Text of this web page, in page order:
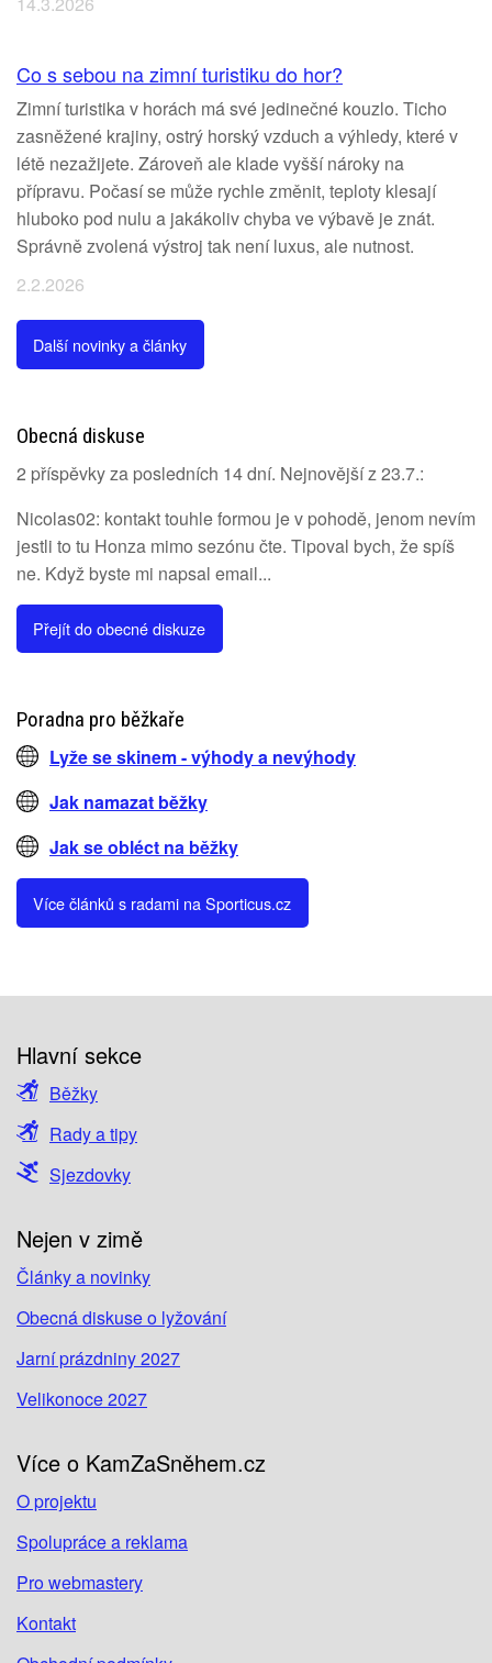
Co s sebou na zimní turistiku do hor?
Zimní turistika v horách má své jedinečné kouzlo. Ticho
zasněžené krajiny, ostrý horský vzduch a výhledy, které v
létě nezažijete. Zároveň ale klade vyšší nároky na
přípravu. Počasí se může rychle změnit, teploty klesají
hluboko pod nulu a jakákoliv chyba ve výbavě je znát.
Správně zvolená výstroj tak není luxus, ale nutnost.
2.2.2026
Další novinky a články
Obecná diskuse
2 příspěvky za posledních 14 dní. Nejnovější z 23.7.:
Nicolas02: kontakt touhle formou je v pohodě, jenom nevím
jestli to tu Honza mimo sezónu čte. Tipoval bych, že spíš
ne. Když byste mi napsal email...
Přejít do obecné diskuze
Poradna pro běžkaře
Lyže se skinem - výhody a nevýhody
Jak namazat běžky
Jak se obléct na běžky
Více článků s radami na Sporticus.cz
Hlavní sekce
Běžky
Rady a tipy
Sjezdovky
Nejen v zimě
Články a novinky
Obecná diskuse o lyžování
Jarní prázdniny 2027
Velikonoce 2027
Více o KamZaSněhem.cz
O projektu
Spolupráce a reklama
Pro webmastery
Kontakt